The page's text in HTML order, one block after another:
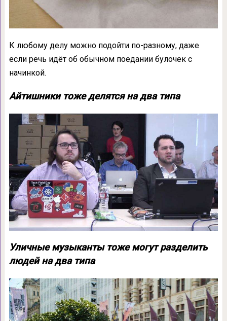
К любому делу можно подойти по-разному, даже
если речь идёт об обычном поедании булочек с
начинкой.
Айтишники тоже делятся на два типа
Уличные музыканты тоже могут разделить
людей на два типа